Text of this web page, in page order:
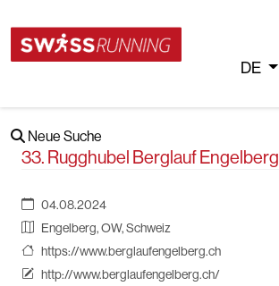
DE
Neue Suche
33. Rugghubel Berglauf Engelberg
04.08.2024
Engelberg, OW, Schweiz
https://www.berglaufengelberg.ch
http://www.berglaufengelberg.ch/